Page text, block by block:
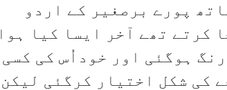
پورے برصغیر کے اردو
کرتے تھے آخر ایسا کیا ہوا
ہوگئی اور خوداُس کی کسی
کی شکل اختیار کرگئی لیکن